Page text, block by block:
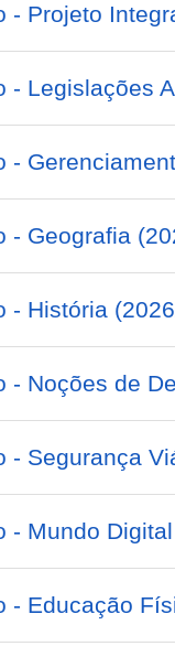
- Projeto
- Legislações
-
- Geografia
- História
- Noções de
- Segurança
- Mundo
- Educação